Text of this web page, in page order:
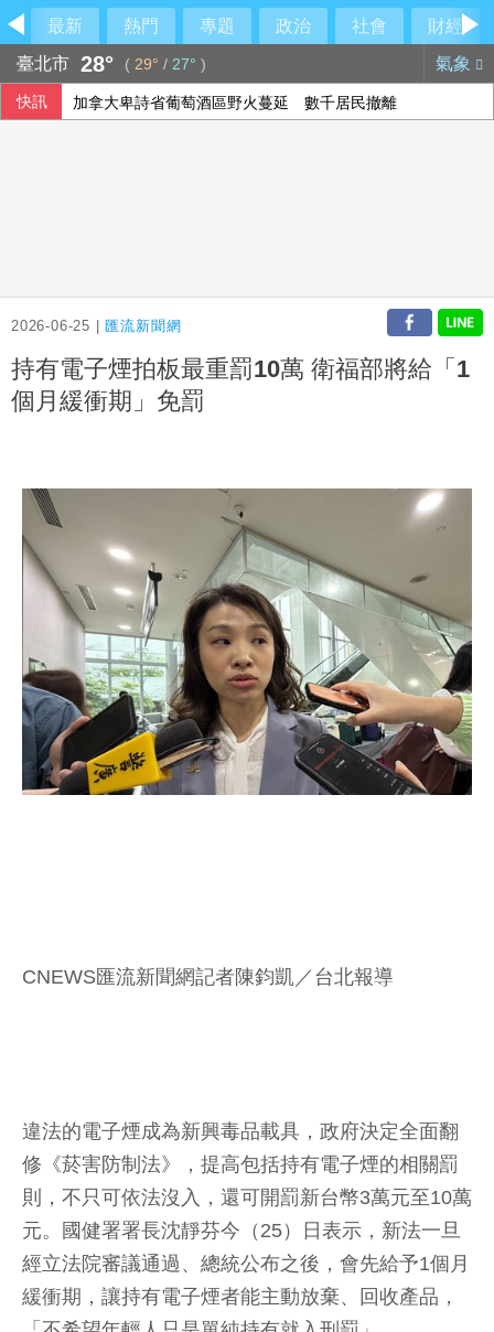
最新 熱門 專題 政治 社會
財經
臺北市 28° ( 29° / 27° ) 氣象
快訊 加拿大卑詩省葡萄酒區野火蔓延 數千居民撤離
2026-06-25 | 匯流新聞網
持有電子煙拍板最重罰10萬 衛福部將給「1
個月緩衝期」免罰
CNEWS匯流新聞網記者陳鈞凱／台北報導
違法的電子煙成為新興毒品載具，政府決定全面翻
修《菸害防制法》，提高包括持有電子煙的相關罰
則，不只可依法沒入，還可開罰新台幣3萬元至10萬
元。國健署署長沈靜芬今（25）日表示，新法一旦
經立法院審議通過、總統公布之後，會先給予1個月
緩衝期，讓持有電子煙者能主動放棄、回收產品，